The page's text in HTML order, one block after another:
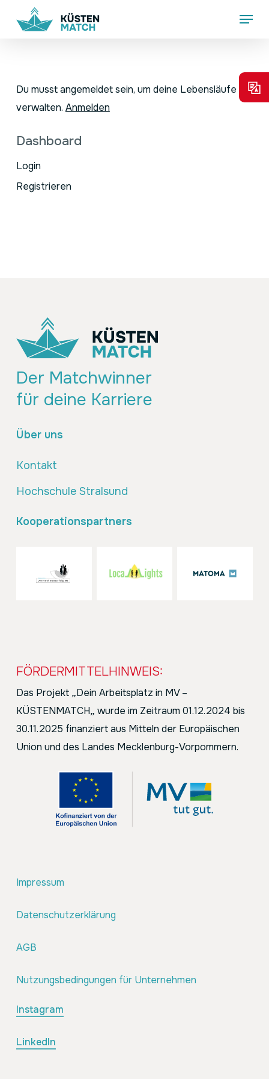
Menu
Du musst angemeldet sein, um deine Lebensläufe zu
verwalten. Anmelden
Dashboard
Login
Registrieren
Der Matchwinner
für deine Karriere
Über uns
Kontakt
Hochschule Stralsund
Kooperationspartners
FÖRDERMITTELHINWEIS:
Das Projekt „Dein Arbeitsplatz in MV –
KÜSTENMATCH„ wurde im Zeitraum 01.12.2024 bis
30.11.2025 finanziert aus Mitteln der Europäischen
Union und des Landes Mecklenburg-Vorpommern.
Impressum
Datenschutzerklärung
AGB
Nutzungsbedingungen für Unternehmen
Instagram
LinkedIn